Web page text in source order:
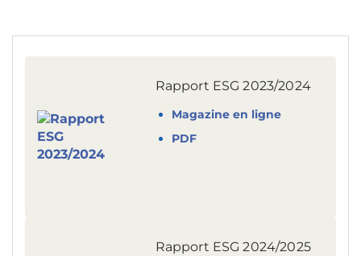
Rapport ESG 2023/2024
Magazine en ligne
PDF
Rapport ESG 2024/2025